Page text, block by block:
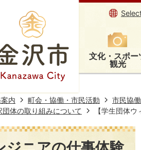
文化・スポー
観光
内 町会・協働・市民活動 市民協働
体の取り組みについて
【学生団体